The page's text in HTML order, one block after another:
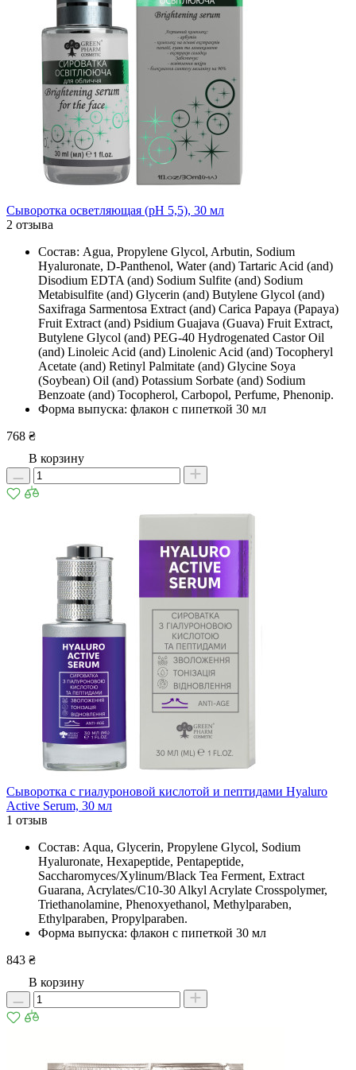
Сыворотка осветляющая (рН 5,5), 30 мл
2 отзыва
Состав: Agua, Propylene Glycol, Arbutin, Sodium
Hyaluronate, D-Panthenol, Water (and) Tartaric Acid (and)
Disodium EDTA (and) Sodium Sulfite (and) Sodium
Metabisulfite (and) Glycerin (and) Butylene Glycol (and)
Saxifraga Sarmentosa Extract (and) Carica Papaya (Papaya)
Fruit Extract (and) Psidium Guajava (Guava) Fruit Extract,
Butylene Glycol (and) PEG-40 Hydrogenated Castor Oil
(and) Linoleic Acid (and) Linolenic Acid (and) Tocopheryl
Acetate (and) Retinyl Palmitate (and) Glycine Soya
(Soybean) Oil (and) Potassium Sorbate (and) Sodium
Benzoate (and) Tocopherol, Carbopol, Рerfume, Phenonip.
Форма выпуска: флакон с пипеткой 30 мл
768 ₴
В корзину
Сыворотка с гиалуроновой кислотой и пептидами Hyaluro
Active Serum, 30 мл
1 отзыв
Состав: Aqua, Glycerin, Propylene Glycol, Sodium
Hyaluronate, Hexapeptide, Pentapeptide,
Saccharomyces/Xylinum/Black Tea Ferment, Extract
Guarana, Acrylates/C10-30 Alkyl Acrylate Crosspolymer,
Triethanolamine, Phenoxyethanol, Methylparaben,
Ethylparaben, Propylparaben.
Форма выпуска: флакон с пипеткой 30 мл
843 ₴
В корзину